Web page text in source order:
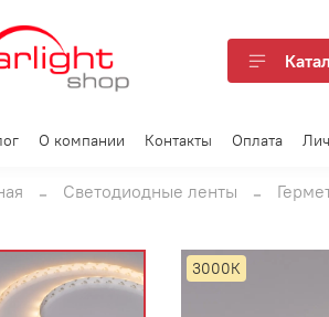
О компании Контакты Оплата
Светодиодные ленты
3000К